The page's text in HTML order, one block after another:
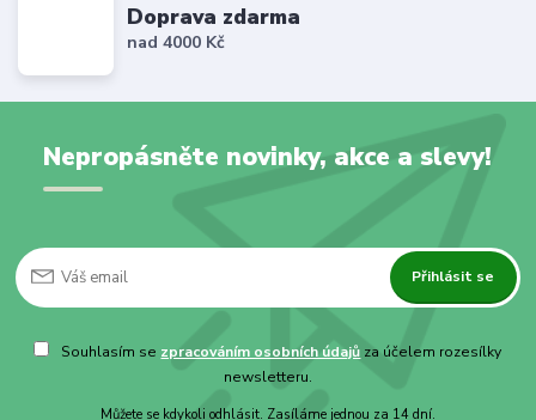
Doprava zdarma
nad 4000 Kč
Nepropásněte novinky, akce a slevy!
Přihlásit se
Souhlasím se zpracováním osobních údajů za účelem rozesílky
newsletteru.
Můžete se kdykoli odhlásit. Zasíláme jednou za 14 dní.